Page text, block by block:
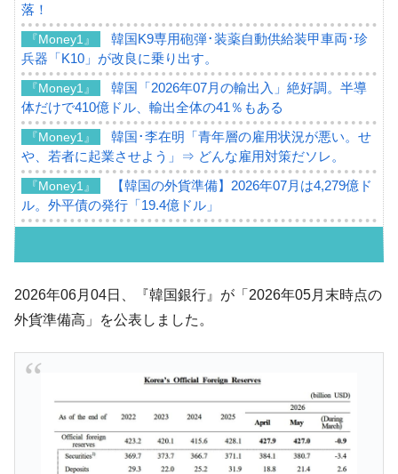
落！
『Money1』
韓国K9専用砲弾･装薬自動供給装甲車両･珍
兵器「K10」が改良に乗り出す。
『Money1』
韓国「2026年07月の輸出入」絶好調。半導
体だけで410億ドル、輸出全体の41％もある
『Money1』
韓国･李在明「青年層の雇用状況が悪い。せ
や、若者に起業させよう」⇒ どんな雇用対策だソレ。
『Money1』
【韓国の外貨準備】2026年07月は4,279億ド
ル。外平債の発行「19.4億ドル」
韓国･李在明さっそく不動産対策で浅薄な発
言。
だ。
『韓国銀行』が「金の保有量を増やしま
す」⇒「金を経由するドル入手」手段ではないのか？
『Money1』
韓国･外為取引量「1日当たり1,214.4億ド
ル」まで拡大 ⇒ 海外資金の動きに強く左右される状態
2026年06月04日、『韓国銀行』が「2026年05月末時点の
外貨準備高」を公表しました。